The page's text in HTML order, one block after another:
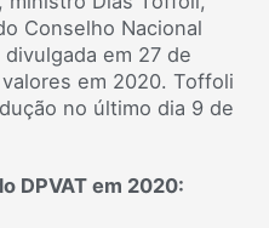
Conselho Nacional
divulgada em 27 de
em 2020. Toffoli
no último dia 9 de
DPVAT em 2020: